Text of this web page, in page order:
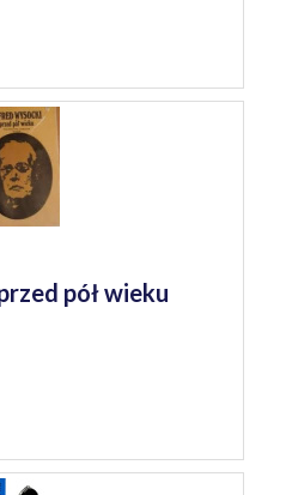
pół wieku